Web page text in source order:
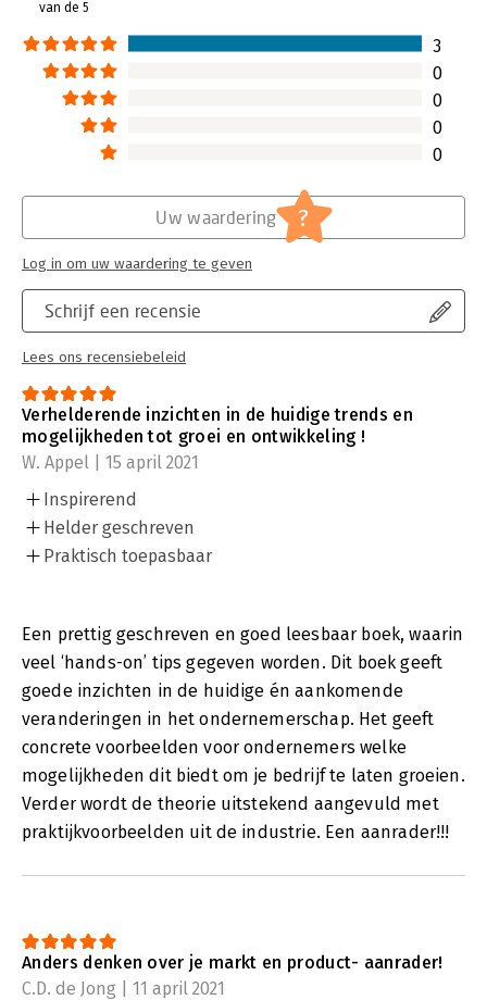
van de 5
3
0
0
0
0
Schrijf een recensie
Lees ons recensiebeleid
Uw waardering ?
Log in om uw waardering te geven
Verhelderende inzichten in de huidige trends en
mogelijkheden tot groei en ontwikkeling !
W. Appel | 15 april 2021
Inspirerend
Helder geschreven
Praktisch toepasbaar
Een prettig geschreven en goed leesbaar boek, waarin
veel ‘hands-on’ tips gegeven worden. Dit boek geeft
goede inzichten in de huidige én aankomende
veranderingen in het ondernemerschap. Het geeft
concrete voorbeelden voor ondernemers welke
mogelijkheden dit biedt om je bedrijf te laten groeien.
Verder wordt de theorie uitstekend aangevuld met
praktijkvoorbeelden uit de industrie. Een aanrader!!!
Anders denken over je markt en product- aanrader!
C.D. de Jong | 11 april 2021